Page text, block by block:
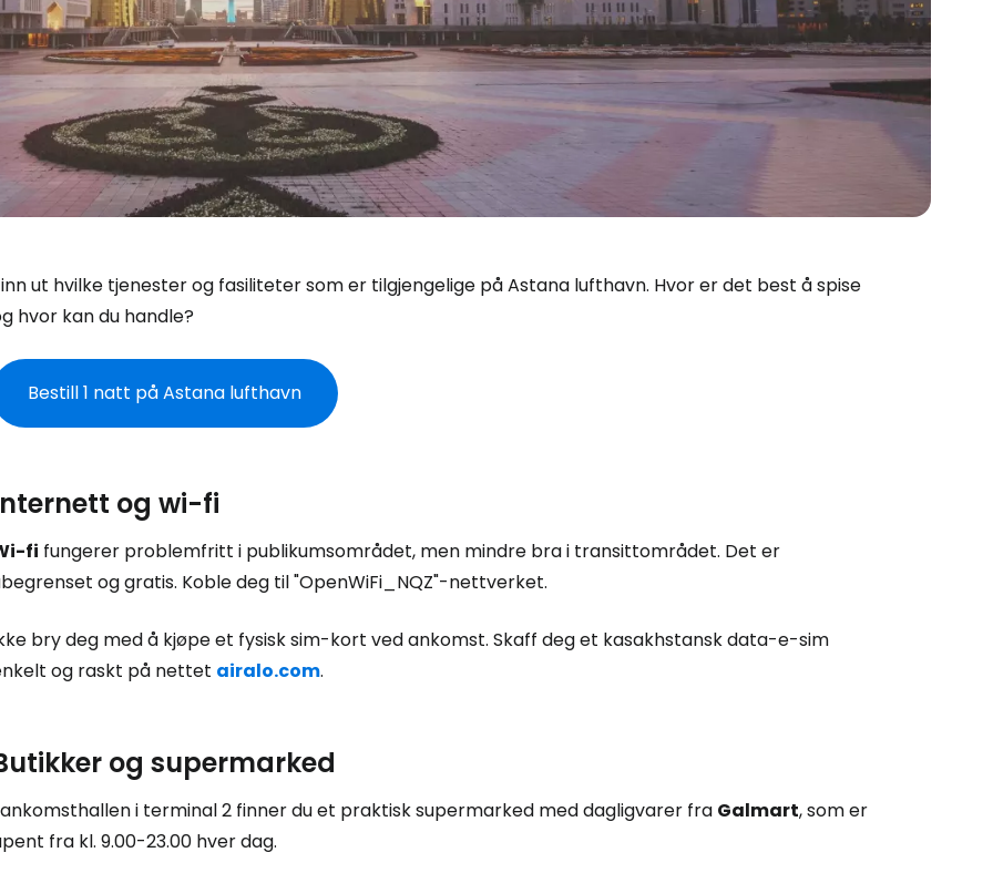
ut hvilke tjenester og fasiliteter som er tilgjengelige på Astana lufthavn. Hvor er det best å spise
hvor kan du handle?
Bestill 1 natt på Astana lufthavn
og wi-fi
fi fungerer problemfritt i publikumsområdet, men mindre bra i transittområdet. Det er
og gratis. Koble deg til "OpenWiFi_NQZ"-nettverket.
bry deg med å kjøpe et fysisk sim-kort ved ankomst. Skaff deg et kasakhstansk data-e-sim
og raskt på nettet airalo.com.
og supermarked
i terminal 2 finner du et praktisk supermarked med dagligvarer fra Galmart, som er
fra kl. 9.00-23.00 hver dag.Logg inn på Cestee